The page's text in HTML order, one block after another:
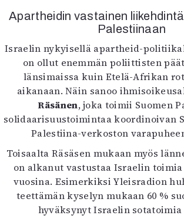
Apartheidin vastainen
Palestiinaan
Israelin nykyisellä apartheid-
on ollut enemmän poliittisten
länsimaissa kuin Etelä-Afrikan
aikanaan. Näin sanoo
Räsänen, joka toimii Suomen
solidaarisuustoimintaa koordinoivan
Palestiina-verkoston
Toisaalta Räsäsen mukaan myös
on alkanut vastustaa Israelin
vuosina. Esimerkiksi Yleisradion
teettämän kyselyn mukaan 60 %
hyväksynyt Israelin sotatoimia